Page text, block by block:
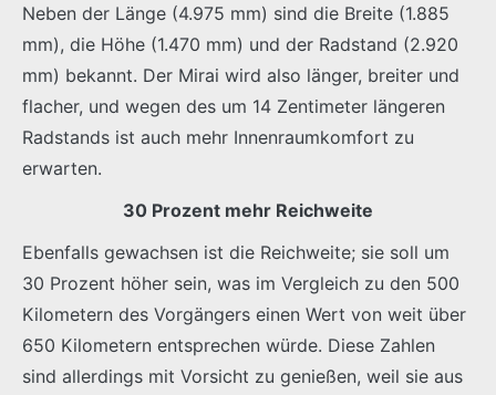
Neben der Länge (4.975 mm) sind die Breite (1.885
mm), die Höhe (1.470 mm) und der Radstand (2.920
mm) bekannt. Der Mirai wird also länger, breiter und
flacher, und wegen des um 14 Zentimeter längeren
Radstands ist auch mehr Innenraumkomfort zu
erwarten.
30 Prozent mehr Reichweite
Ebenfalls gewachsen ist die Reichweite; sie soll um
30 Prozent höher sein, was im Vergleich zu den 500
Kilometern des Vorgängers einen Wert von weit über
650 Kilometern entsprechen würde. Diese Zahlen
sind allerdings mit Vorsicht zu genießen, weil sie aus